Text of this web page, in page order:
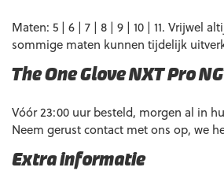
Extra informatie
Maten: 5 | 6 | 7 | 8 | 9 | 10 | 11. Vrijwel
sommige maten kunnen tijdelijk
The One Glove NXT Pro
Vóór 23:00 uur besteld, morgen al in
Neem gerust contact met ons op, we